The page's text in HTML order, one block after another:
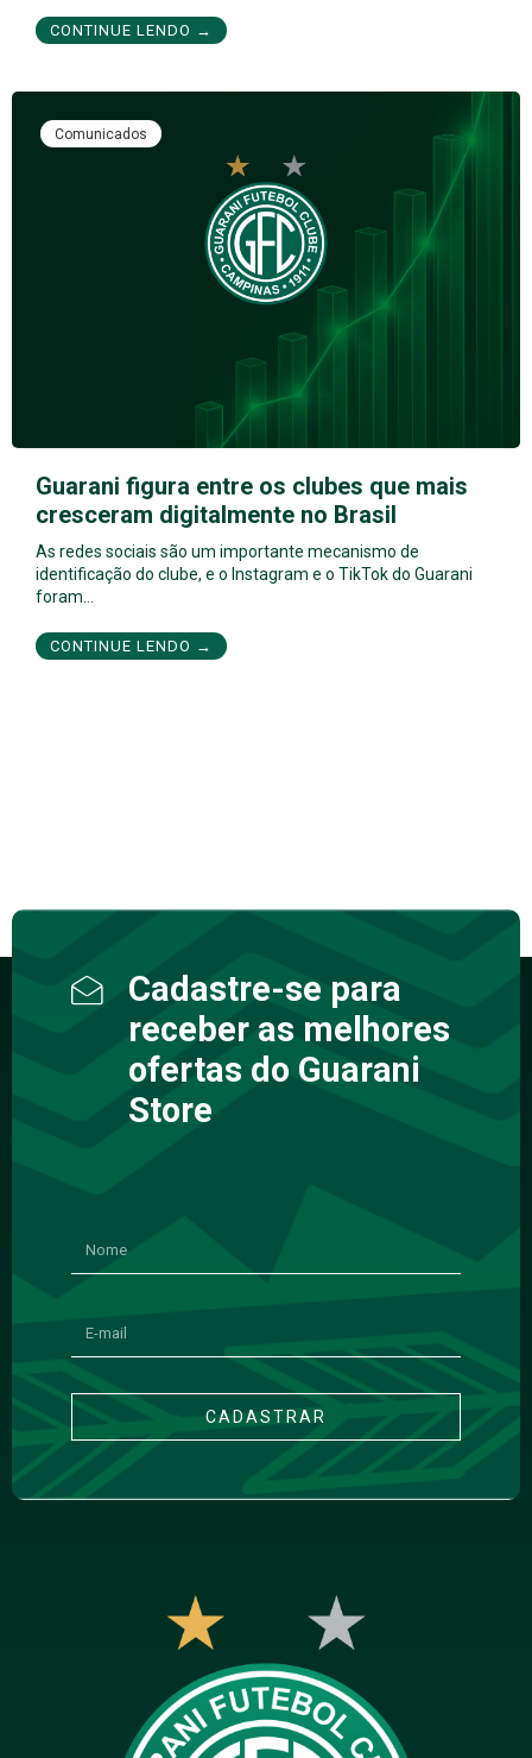
CONTINUE LENDO →
Comunicados
Guarani figura entre os clubes que mais
cresceram digitalmente no Brasil
As redes sociais são um importante mecanismo de
identificação do clube, e o Instagram e o TikTok do Guarani
foram…
CONTINUE LENDO →
Cadastre-se para
receber as melhores
ofertas do Guarani
Store
CADASTRAR